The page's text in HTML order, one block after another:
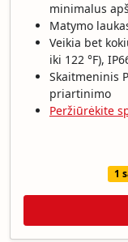
minimalus
Matymo
Veikia bet
iki 122 °F),
Skaitmeninis
priartinimo
Peržiūrėkite
1